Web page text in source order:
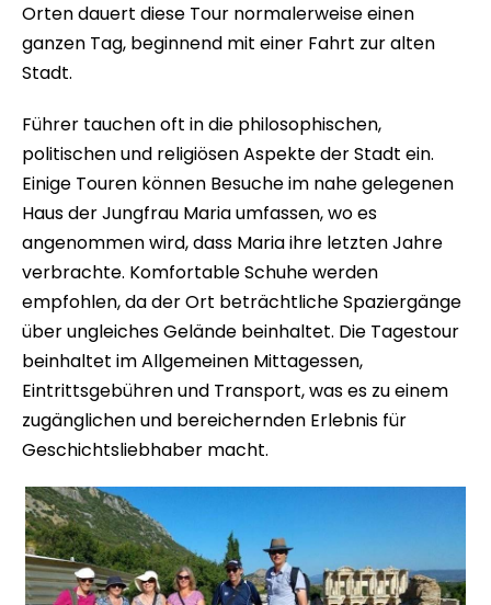
Orten dauert diese Tour normalerweise einen
ganzen Tag, beginnend mit einer Fahrt zur alten
Stadt.
Führer tauchen oft in die philosophischen,
politischen und religiösen Aspekte der Stadt ein.
Einige Touren können Besuche im nahe gelegenen
Haus der Jungfrau Maria umfassen, wo es
angenommen wird, dass Maria ihre letzten Jahre
verbrachte. Komfortable Schuhe werden
empfohlen, da der Ort beträchtliche Spaziergänge
über ungleiches Gelände beinhaltet. Die Tagestour
beinhaltet im Allgemeinen Mittagessen,
Eintrittsgebühren und Transport, was es zu einem
zugänglichen und bereichernden Erlebnis für
Geschichtsliebhaber macht.